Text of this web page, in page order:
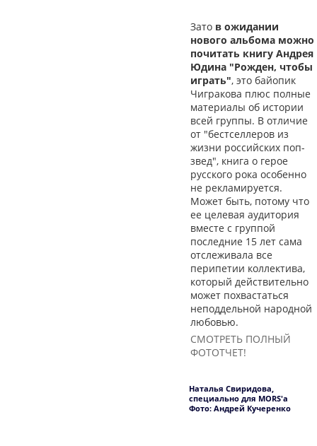
Зато в ожидании
нового альбома можно
почитать книгу Андрея
Юдина "Рожден, чтобы
играть", это байопик
Чигракова плюс полные
материалы об истории
всей группы. В отличие
от "бестселлеров из
жизни российских поп-
звед", книга о герое
русского рока особенно
не рекламируется.
Может быть, потому что
ее целевая аудитория
вместе с группой
последние 15 лет сама
отслеживала все
перипетии коллектива,
который действительно
может похвастаться
неподдельной народной
любовью.
СМОТРЕТЬ ПОЛНЫЙ
ФОТОТЧЕТ!
Наталья Свиридова,
специально для MORS'а
Фото: Андрей Кучеренко